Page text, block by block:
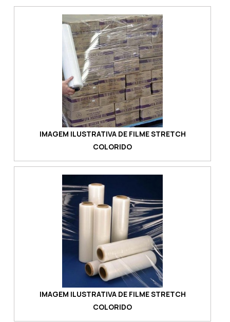
stretchA facilidade de uso e segurança
apresentadas pelo filme manual são
qualidades que permitem que o filme possa
ser enrolado manualmente em v...
IMAGEM ILUSTRATIVA DE FILME STRETCH
COLORIDO
IMAGEM ILUSTRATIVA DE FILME STRETCH
COLORIDO